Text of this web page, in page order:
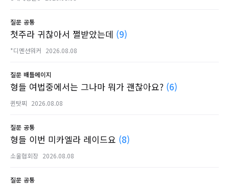
질문 공통
첫주라 귀찮아서 쩔받았는데 (9)
*디멘션워커 2026.08.08
질문 배틀메이지
형들 여법중에서는 그나마 뭐가 괜찮아요? (6)
퀸탓찌 2026.08.08
질문 공통
형들 이번 미카엘라 레이드요 (8)
소울협회장 2026.08.08
질문 공통